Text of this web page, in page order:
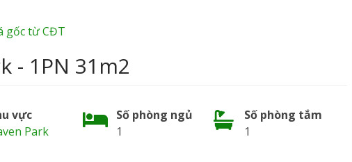
gốc từ CĐT
- 1PN 31m2
vực
Park
Số phòng ngủ
1
Số phòng tắm
1